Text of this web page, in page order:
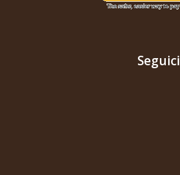
Seguici